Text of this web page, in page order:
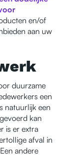
en/of
aan uw
duurzame
een
natuurlijk een
kan
is er extra
afval in
andere